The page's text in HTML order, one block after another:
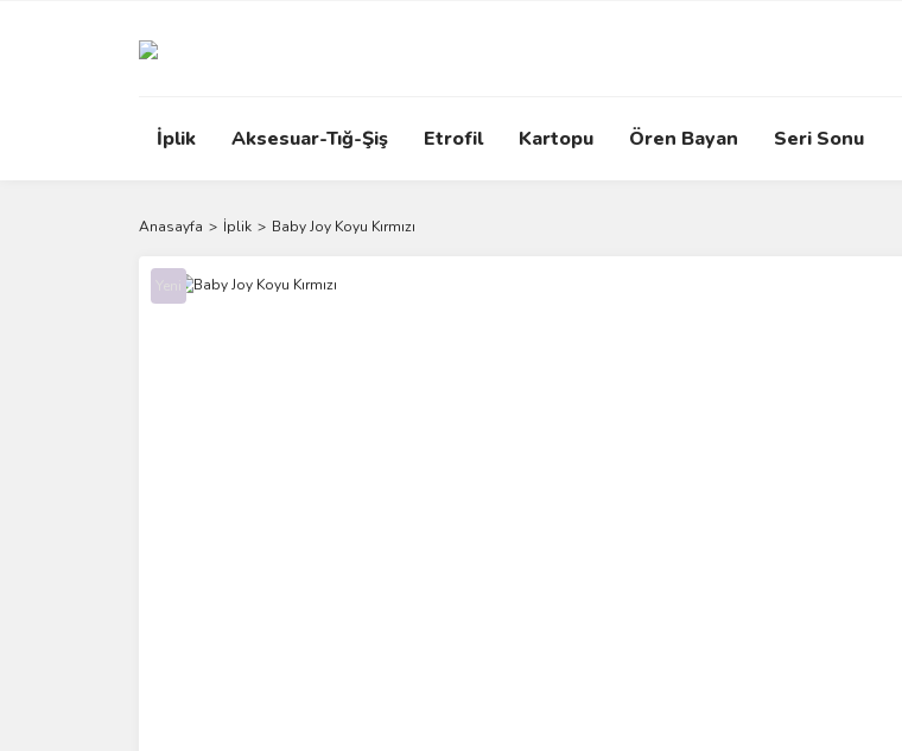
İplik Aksesuar-Tığ-Şiş Etrofil Kartopu Ören Bayan Seri Sonu
Anasayfa İplik Baby Joy Koyu Kırmızı